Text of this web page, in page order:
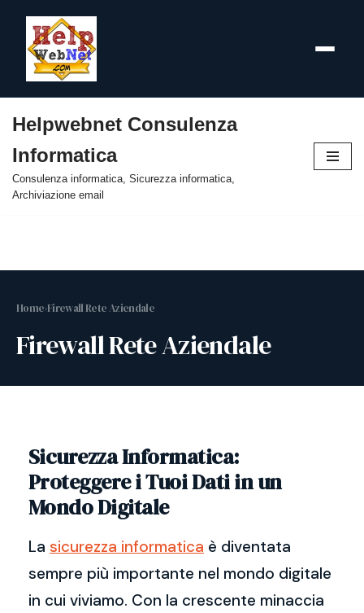
al
contenuto
Helpwebnet Consulenza
Informatica
Consulenza informatica, Sicurezza informatica,
Archiviazione email
Home›Firewall Rete Aziendale
Firewall Rete Aziendale
Sicurezza Informatica:
Proteggere i Tuoi Dati in un
Mondo Digitale
La sicurezza informatica è diventata
sempre più importante nel mondo digitale
in cui viviamo. Con la crescente minaccia